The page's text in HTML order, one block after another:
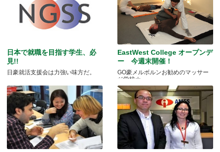
日本で就職を目指す学生、必
見!!
日豪就活支援会は力強い味方だ。
EastWest College オープンデ
ー 今週末開催！
GO豪メルボルンお勧めのマッサー
ジ学校☆